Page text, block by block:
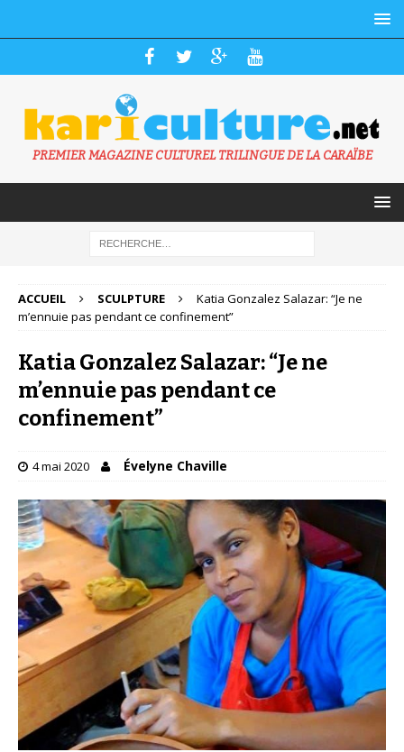
PREMIER MAGAZINE CULTUREL TRILINGUE DE LA CARAÏBE
ACCUEIL SCULPTURE
Katia Gonzalez Salazar: “Je ne
m’ennuie pas pendant ce confinement”
Katia Gonzalez Salazar: “Je ne
m’ennuie pas pendant ce
confinement”
4 mai 2020 Évelyne Chaville